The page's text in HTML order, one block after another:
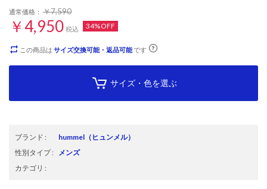
通常価格： ￥7,590
￥4,950 税込 34%OFF
この商品は サイズ交換可能・返品可能です
サイズ・色を選ぶ
ブランド : hummel （ヒュンメル）
性別タイプ: メンズ
カテゴリ :